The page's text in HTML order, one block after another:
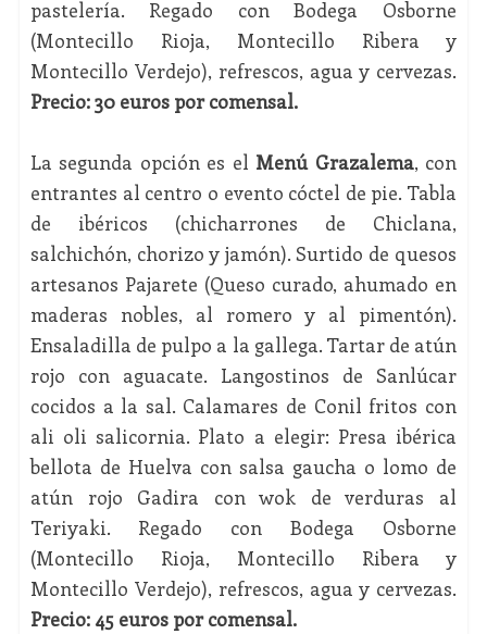
pastelería. Regado con Bodega Osborne
(Montecillo Rioja, Montecillo Ribera y
Montecillo Verdejo), refrescos, agua y cervezas.
Precio: 30 euros por comensal.
La segunda opción es el Menú Grazalema, con
entrantes al centro o evento cóctel de pie. Tabla
de ibéricos (chicharrones de Chiclana,
salchichón, chorizo y jamón). Surtido de quesos
artesanos Pajarete (Queso curado, ahumado en
maderas nobles, al romero y al pimentón).
Ensaladilla de pulpo a la gallega. Tartar de atún
rojo con aguacate. Langostinos de Sanlúcar
cocidos a la sal. Calamares de Conil fritos con
ali oli salicornia. Plato a elegir: Presa ibérica
bellota de Huelva con salsa gaucha o lomo de
atún rojo Gadira con wok de verduras al
Teriyaki. Regado con Bodega Osborne
(Montecillo Rioja, Montecillo Ribera y
Montecillo Verdejo), refrescos, agua y cervezas.
Precio: 45 euros por comensal.